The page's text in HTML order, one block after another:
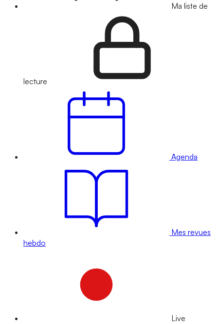
Ma liste de
lecture
Agenda
Mes revues
hebdo
Live